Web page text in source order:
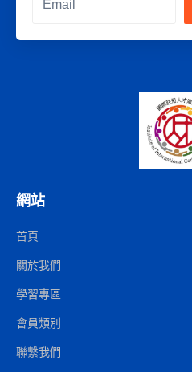
網站
首頁
關於我們
學習專區
會員類別
聯繫我們